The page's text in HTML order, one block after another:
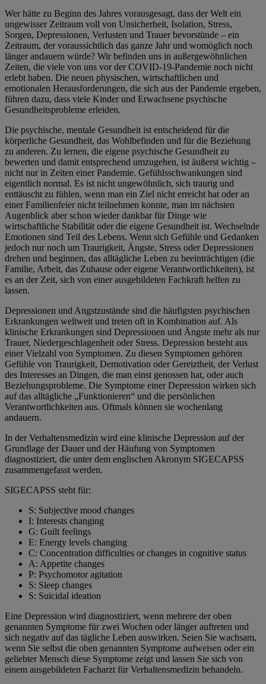
Wer hätte zu Beginn des Jahres vorausgesagt, dass der Welt ein
ungewisser Zeitraum voll von Unsicherheit, Isolation, Stress,
Sorgen, Depressionen, Verlusten und Trauer bevorstünde – ein
Zeitraum, der voraussichtlich das ganze Jahr und womöglich noch
länger andauern würde? Wir befinden uns in außergewöhnlichen
Zeiten, die viele von uns vor der COVID-19-Pandemie noch nicht
erlebt haben. Die neuen physischen, wirtschaftlichen und
emotionalen Herausforderungen, die sich aus der Pandemie ergeben,
führen dazu, dass viele Kinder und Erwachsene psychische
Gesundheitsprobleme erleiden.
Die psychische, mentale Gesundheit ist entscheidend für die
körperliche Gesundheit, das Wohlbefinden und für die Beziehung
zu anderen. Zu lernen, die eigene psychische Gesundheit zu
bewerten und damit entsprechend umzugehen, ist äußerst wichtig –
nicht nur in Zeiten einer Pandemie. Gefühlsschwankungen sind
eigentlich normal. Es ist nicht ungewöhnlich, sich traurig und
enttäuscht zu fühlen, wenn man ein Ziel nicht erreicht hat oder an
einer Familienfeier nicht teilnehmen konnte, man im nächsten
Augenblick aber schon wieder dankbar für Dinge wie
wirtschaftliche Stabilität oder die eigene Gesundheit ist. Wechselnde
Emotionen sind Teil des Lebens. Wenn sich Gefühle und Gedanken
jedoch nur noch um Traurigkeit, Ängste, Stress oder Depressionen
drehen und beginnen, das alltägliche Leben zu beeinträchtigen (die
Familie, Arbeit, das Zuhause oder eigene Verantwortlichkeiten), ist
es an der Zeit, sich von einer ausgebildeten Fachkraft helfen zu
lassen.
Depressionen und Angstzustände sind die häufigsten psychischen
Erkrankungen weltweit und treten oft in Kombination auf. Als
klinische Erkrankungen sind Depressionen und Ängste mehr als nur
Trauer, Niedergeschlagenheit oder Stress. Depression besteht aus
einer Vielzahl von Symptomen. Zu diesen Symptomen gehören
Gefühle von Traurigkeit, Demotivation oder Gereiztheit, der Verlust
des Interesses an Dingen, die man einst genossen hat, oder auch
Beziehungsprobleme. Die Symptome einer Depression wirken sich
auf das alltägliche „Funktionieren“ und die persönlichen
Verantwortlichkeiten aus. Oftmals können sie wochenlang
andauern.
In der Verhaltensmedizin wird eine klinische Depression auf der
Grundlage der Dauer und der Häufung von Symptomen
diagnostiziert, die unter dem englischen Akronym SIGECAPSS
zusammengefasst werden.
SIGECAPSS steht für:
S: Subjective mood changes
I: Interests changing
G: Guilt feelings
E: Energy levels changing
C: Concentration difficulties or changes in cognitive status
A: Appetite changes
P: Psychomotor agitation
S: Sleep changes
S: Suicidal ideation
Eine Depression wird diagnostiziert, wenn mehrere der oben
genannten Symptome für zwei Wochen oder länger auftreten und
sich negativ auf das tägliche Leben auswirken. Seien Sie wachsam,
wenn Sie selbst die oben genannten Symptome aufweisen oder ein
geliebter Mensch diese Symptome zeigt und lassen Sie sich von
einem ausgebildeten Facharzt für Verhaltensmedizin behandeln.